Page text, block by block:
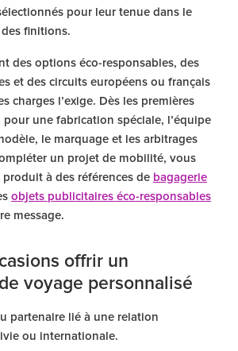
pour leur tenue dans le
finitions.
des options éco-responsables, des
et des circuits européens ou français
charges l’exige. Dès les premières
une fabrication spéciale, l’équipe
le marquage et les arbitrages
un projet de mobilité, vous
produit à des références de bagagerie
objets publicitaires éco-responsables
message.
offrir un
voyage personnalisé
partenaire lié à une relation
ou internationale.